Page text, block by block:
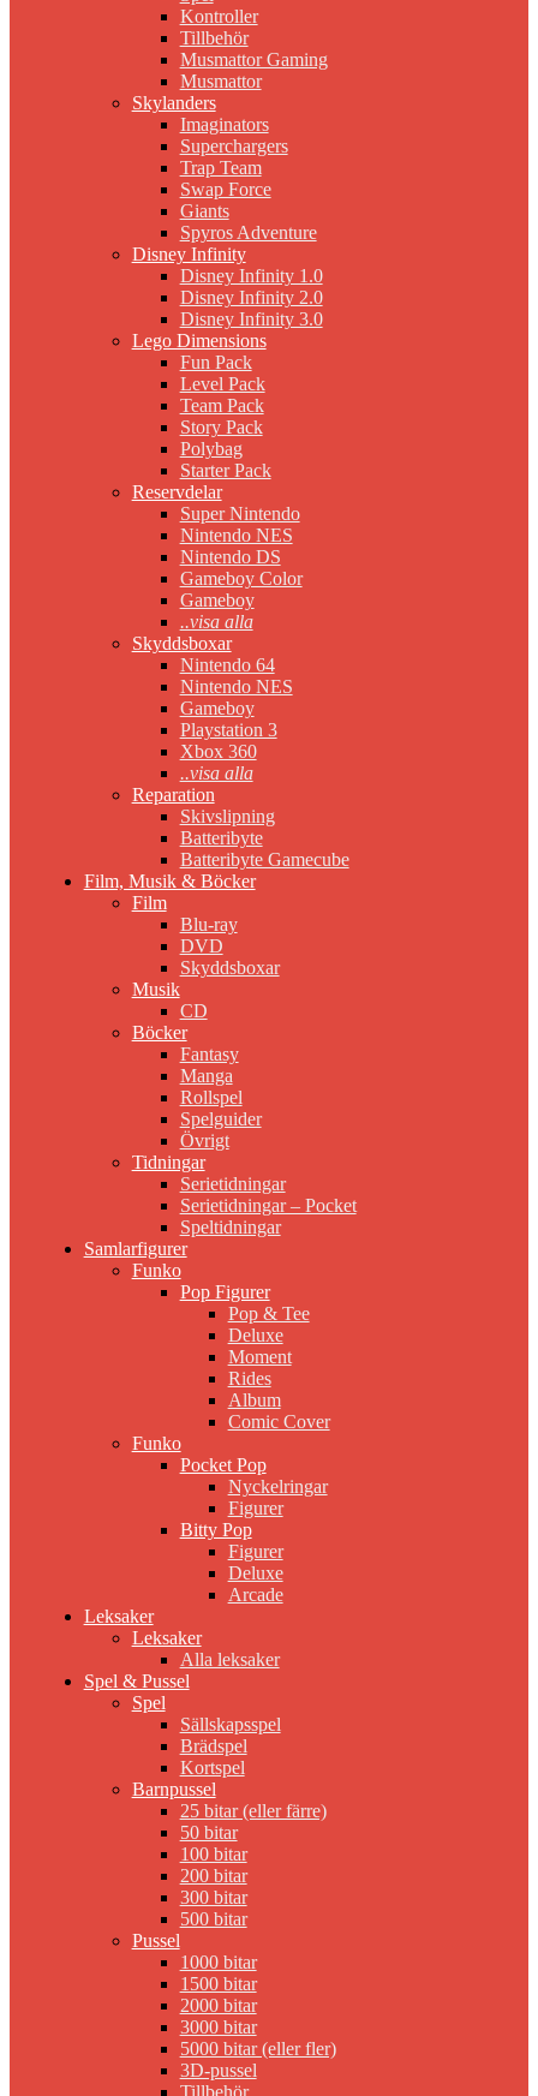
Kontroller
Tillbehör
Musmattor Gaming
Musmattor
Skylanders
Imaginators
Superchargers
Trap Team
Swap Force
Giants
Spyros Adventure
Disney Infinity
Disney Infinity 1.0
Disney Infinity 2.0
Disney Infinity 3.0
Lego Dimensions
Fun Pack
Level Pack
Team Pack
Story Pack
Polybag
Starter Pack
Reservdelar
Super Nintendo
Nintendo NES
Nintendo DS
Gameboy Color
Gameboy
..visa alla
Skyddsboxar
Nintendo 64
Nintendo NES
Gameboy
Playstation 3
Xbox 360
..visa alla
Reparation
Skivslipning
Batteribyte
Batteribyte Gamecube
Film, Musik & Böcker
Film
Blu-ray
DVD
Skyddsboxar
Musik
CD
Böcker
Fantasy
Manga
Rollspel
Spelguider
Övrigt
Tidningar
Serietidningar
Serietidningar – Pocket
Speltidningar
Samlarfigurer
Funko
Pop Figurer
Pop & Tee
Deluxe
Moment
Rides
Album
Comic Cover
Funko
Pocket Pop
Nyckelringar
Figurer
Bitty Pop
Figurer
Deluxe
Arcade
Leksaker
Leksaker
Alla leksaker
Spel & Pussel
Spel
Sällskapsspel
Brädspel
Kortspel
Barnpussel
25 bitar (eller färre)
50 bitar
100 bitar
200 bitar
300 bitar
500 bitar
Pussel
1000 bitar
1500 bitar
2000 bitar
3000 bitar
5000 bitar (eller fler)
3D-pussel